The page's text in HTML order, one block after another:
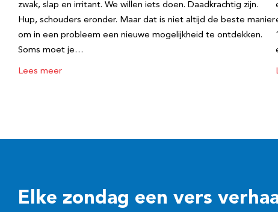
zwak, slap en irritant. We willen iets doen. Daadkrachtig zijn.
Hup, schouders eronder. Maar dat is niet altijd de beste manier
om in een probleem een nieuwe mogelijkheid te ontdekken.
Soms moet je…
Lees meer
Elke zondag een vers